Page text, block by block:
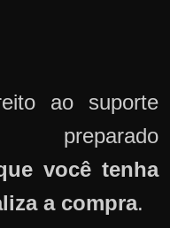
ao suporte
você tenha
a compra.